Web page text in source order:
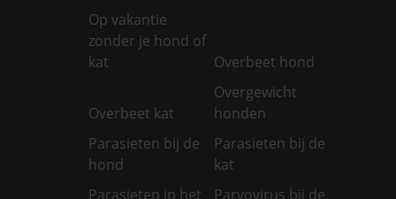
Op vakantie
zonder je hond of
kat
Overbeet hond
Overbeet kat
Overgewicht
honden
Parasieten bij de
hond
Parasieten bij de
kat
Parasieten in het
Parvovirus bij de